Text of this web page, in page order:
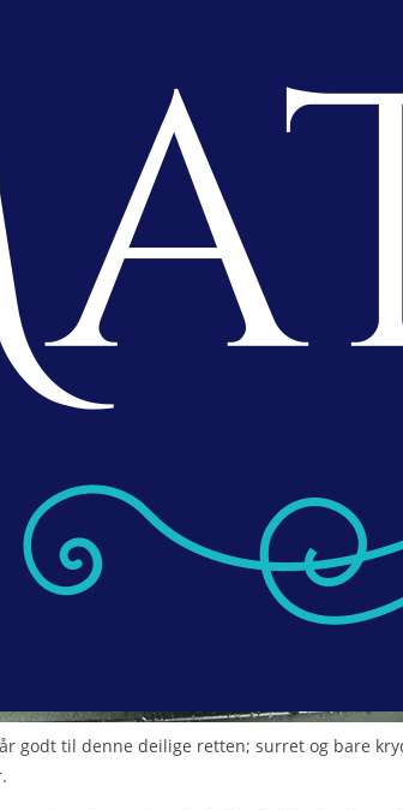
mange versjoner blir kalt «den originale».
noe som først oppsto i Piemonte, under
tunfisk brukes, men det faller ofte dyrt for
eplesidereddik, løk og hvitløk, for så å bli
olivenolje og eggeplommer, til en tykk
noe annerledes.
godt til denne deilige retten; surret og bare